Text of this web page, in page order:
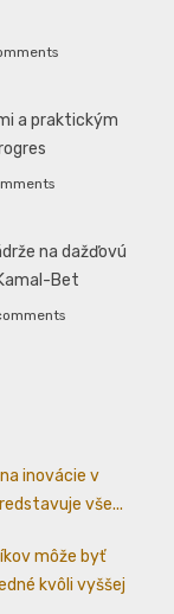
a praktickým
na dažďovú
Bet
inovácie v
vše...
môže byť
kvôli vyššej